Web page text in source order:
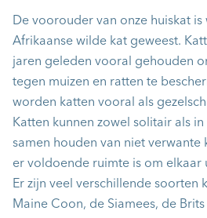
De voorouder van onze huiskat
Afrikaanse wilde kat geweest.
jaren geleden vooral gehouden
tegen muizen en ratten te
worden katten vooral als
Katten kunnen zowel solitair als
samen houden van niet verwante
er voldoende ruimte is om elkaar
Er zijn veel verschillende
Maine Coon, de Siamees, de